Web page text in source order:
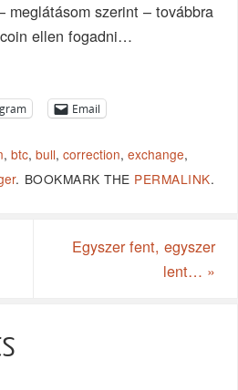
meglátásom szerint – továbbra
ellen fogadni…
Email
,btc,bull,correction,exchange,
. BOOKMARK THE PERMALINK.
Egyszer fent, egyszer
lent… »